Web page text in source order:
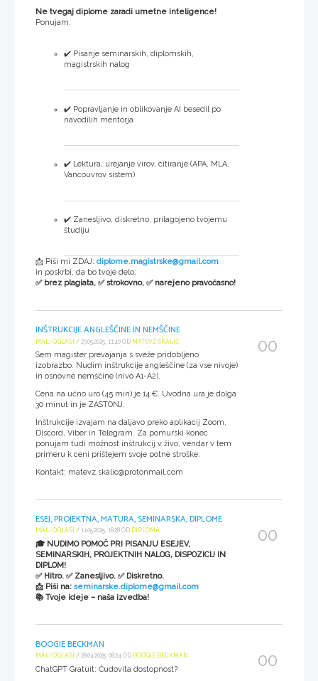
Ne tvegaj diplome zaradi umetne inteligence!
Ponujam:
✔️ Pisanje seminarskih, diplomskih,
magistrskih nalog
✔️ Popravljanje in oblikovanje AI besedil po
navodilih mentorja
✔️ Lektura, urejanje virov, citiranje (APA, MLA,
Vancouvrov sistem)
✔️ Zanesljivo, diskretno, prilagojeno tvojemu
študiju
📩 Piši mi ZDAJ: diplome.magistrske@gmail.com
in poskrbi, da bo tvoje delo:
✅ brez plagiata, ✅ strokovno, ✅ narejeno pravočasno!
INŠTRUKCIJE ANGLEŠČINE IN NEMŠČINE
MALI OGLASI / 23.05.2025, 11:40 OD MATEVŽ ŠKALIČ
Sem magister prevajanja s sveže pridobljeno
izobrazbo. Nudim inštrukcije angleščine (za vse nivoje)
in osnovne nemščine (nivo A1-A2).
Cena na učno uro (45 min) je 14 €. Uvodna ura je dolga
30 minut in je ZASTONJ.
Inštrukcije izvajam na daljavo preko aplikacij Zoom,
Discord, Viber in Telegram. Za pomurski konec
ponujam tudi možnost inštrukcij v živo, vendar v tem
primeru k ceni prištejem svoje potne stroške.
Kontakt: matevz.skalic@protonmail.com
00
ESEJ, PROJEKTNA, MATURA, SEMINARSKA, DIPLOME
MALI OGLASI / 11.05.2025, 18:28 OD DIPLOMA
🎓 NUDIMO POMOČ PRI PISANJU ESEJEV,
SEMINARSKIH, PROJEKTNIH NALOG, DISPOZICIJ IN
DIPLOM!
✅ Hitro. ✅ Zanesljivo. ✅ Diskretno.
📩 Piši na: seminarske.diplome@gmail.com
📚 Tvoje ideje – naša izvedba!
00
BOOGIE BECKMAN
MALI OGLASI / 28.04.2025, 08:24 OD BOOGIE BECKMAN
ChatGPT Gratuit: Čudovita dostopnost?
00